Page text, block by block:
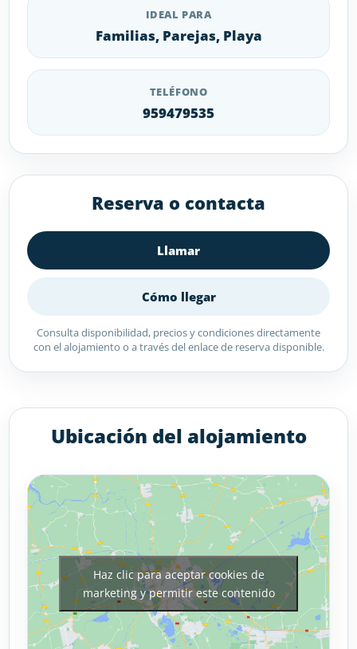
IDEAL PARA
Familias, Parejas, Playa
TELÉFONO
959479535
Reserva o contacta
Llamar
Cómo llegar
Consulta disponibilidad, precios y condiciones directamente
con el alojamiento o a través del enlace de reserva disponible.
Ubicación del alojamiento
Haz clic para aceptar cookies de
marketing y permitir este contenido